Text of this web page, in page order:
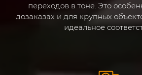
переходов в тоне. Это
дозаказах и для крупных
идеальное